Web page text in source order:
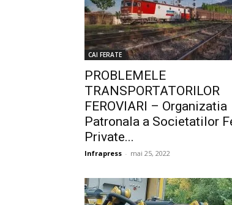
CAI FERATE
PROBLEMELE
TRANSPORTATORILOR
FEROVIARI – Organizatia
Patronala a Societatilor
Private...
Infrapress - mai 25, 2022